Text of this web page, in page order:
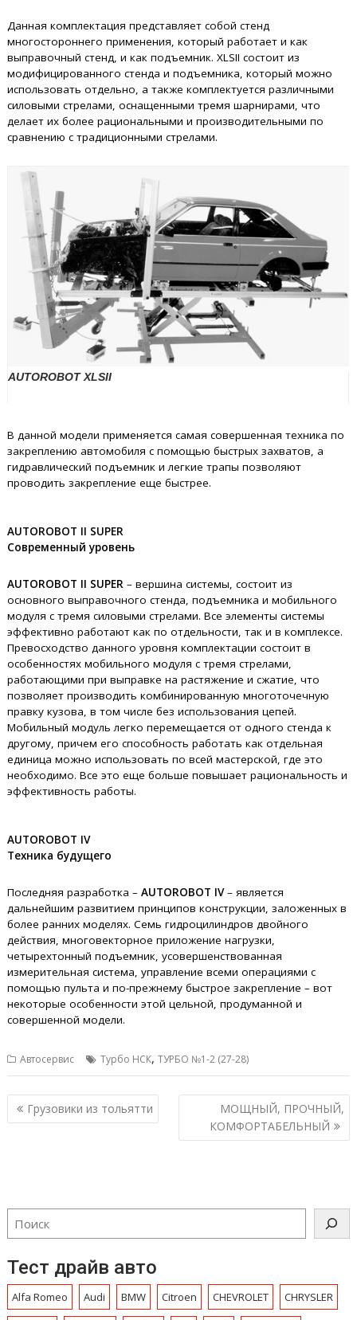
Данная комплектация представляет собой стенд
многостороннего применения, который работает и как
выправочный стенд, и как подъемник. XLSII состоит из
модифицированного стенда и подъемника, который можно
использовать отдельно, а также комплектуется различными
силовыми стрелами, оснащенными тремя шарнирами, что
делает их более рациональными и производительными по
сравнению с традиционными стрелами.
AUTOROBOT XLSII
В данной модели применяется самая совершенная техника по
закреплению автомобиля с помощью быстрых захватов, а
гидравлический подъемник и легкие трапы позволяют
проводить закрепление еще быстрее.
AUTOROBOT II SUPER
Современный уровень
AUTOROBOT II SUPER – вершина системы, состоит из
основного выправочного стенда, подъемника и мобильного
модуля с тремя силовыми стрелами. Все элементы системы
эффективно работают как по отдельности, так и в комплексе.
Превосходство данного уровня комплектации состоит в
особенностях мобильного модуля с тремя стрелами,
работающими при выправке на растяжение и сжатие, что
позволяет производить комбинированную многоточечную
правку кузова, в том числе без использования цепей.
Мобильный модуль легко перемещается от одного стенда к
другому, причем его способность работать как отдельная
единица можно использовать по всей мастерской, где это
необходимо. Все это еще больше повышает рациональность и
эффективность работы.
AUTOROBOT IV
Техника будущего
Последняя разработка –AUTOROBOT IV– является
дальнейшим развитием принципов конструкции, заложенных в
более ранних моделях. Семь гидроцилиндров двойного
действия, многовекторное приложение нагрузки,
четырехтонный подъемник, усовершенствованная
измерительная система, управление всеми операциями с
помощью пульта и по-прежнему быстрое закрепление – вот
некоторые особенности этой цельной, продуманной и
совершенной модели.
Автосервис Турбо НСК,ТУРБО №1-2 (27-28)
Навигация
по
Грузовики из тольятти
МОЩНЫЙ, ПРОЧНЫЙ,
КОМФОРТАБЕЛЬНЫЙ
Тест драйв авто
Alfa Romeo Audi BMW Citroen CHEVROLET CHRYSLЕR